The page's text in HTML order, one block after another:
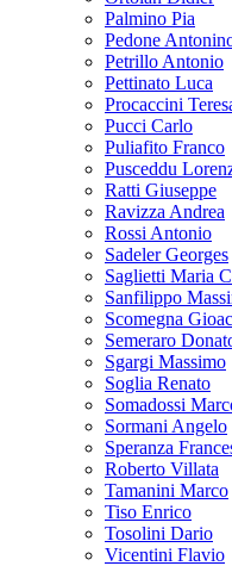
Palmino Pia
Pedone
Petrillo Antonio
Pettinato Luca
Procaccini
Pucci Carlo
Puliafito Franco
Pusceddu
Ratti Giuseppe
Ravizza Andrea
Rossi Antonio
Sadeler Georges
Saglietti Maria
Sanfilippo
Scomegna
Semeraro
Sgargi Massimo
Soglia Renato
Somadossi
Sormani Angelo
Speranza
Roberto Villata
Tamanini Marco
Tiso Enrico
Tosolini Dario
Vicentini Flavio